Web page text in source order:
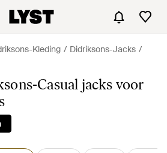
Kleding
Didriksons-Jacks
Casual jacks voor